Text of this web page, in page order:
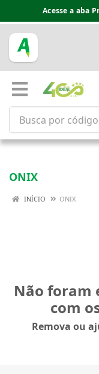
Acesse a aba
ONIX
INÍCIO ONIX
Não foram
com
Remova ou